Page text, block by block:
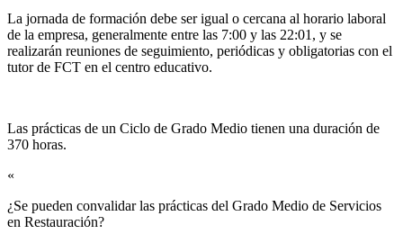
La jornada de formación debe ser igual o cercana al horario laboral
de la empresa, generalmente entre las 7:00 y las 22:01, y se
realizarán reuniones de seguimiento, periódicas y obligatorias con el
tutor de FCT en el centro educativo.
Las prácticas de un Ciclo de Grado Medio tienen una duración de
370 horas.
«
¿Se pueden convalidar las prácticas del Grado Medio de Servicios
en Restauración?​